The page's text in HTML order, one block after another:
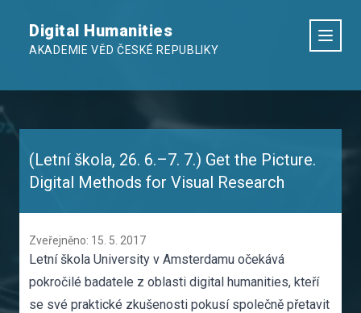
Digital Humanities
AKADEMIE VĚD ČESKÉ REPUBLIKY
(Letní škola, 26. 6.–7. 7.) Get the Picture.
Digital Methods for Visual Research
Zveřejněno: 15. 5. 2017
Letní škola University v Amsterdamu očekává
pokročilé badatele z oblasti digital humanities, kteří
se své praktické zkušenosti pokusí společně přetavit